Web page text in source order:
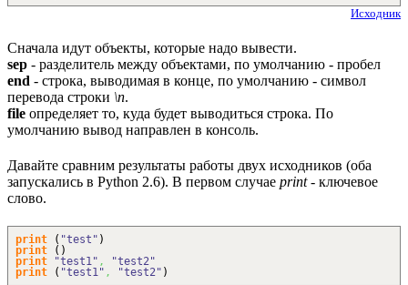
Исходник
Сначала идут объекты, которые надо вывести.
sep - разделитель между объектами, по умолчанию - пробел
end - строка, выводимая в конце, по умолчанию - символ
перевода строки \n.
file определяет то, куда будет выводиться строка. По
умолчанию вывод направлен в консоль.
Давайте сравним результаты работы двух исходников (оба
запускались в Python 2.6). В первом случае print- ключевое
слово.
print ( "test" )
print
( )
print
"test1" ,
"test2"
print
( "test1" , "test2" )